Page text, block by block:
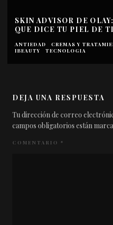
SKIN ADVISOR DE
QUE DICE TU PIEL DE
ANTIEDAD CREMAS Y
IBEAUTY
TECNOLOGIA
DEJA UNA RESPUESTA
Tu dirección de correo
campos obligatorios están
COMENTARIO *